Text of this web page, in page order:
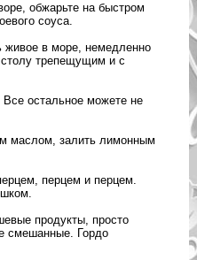
обжарьте на быстром
соуса.
живое в море, немедленно
столу трепещущим и с
Все остальное можете не
маслом, залить лимонным
перцем и перцем.
продукты, просто
смешанные. Гордо